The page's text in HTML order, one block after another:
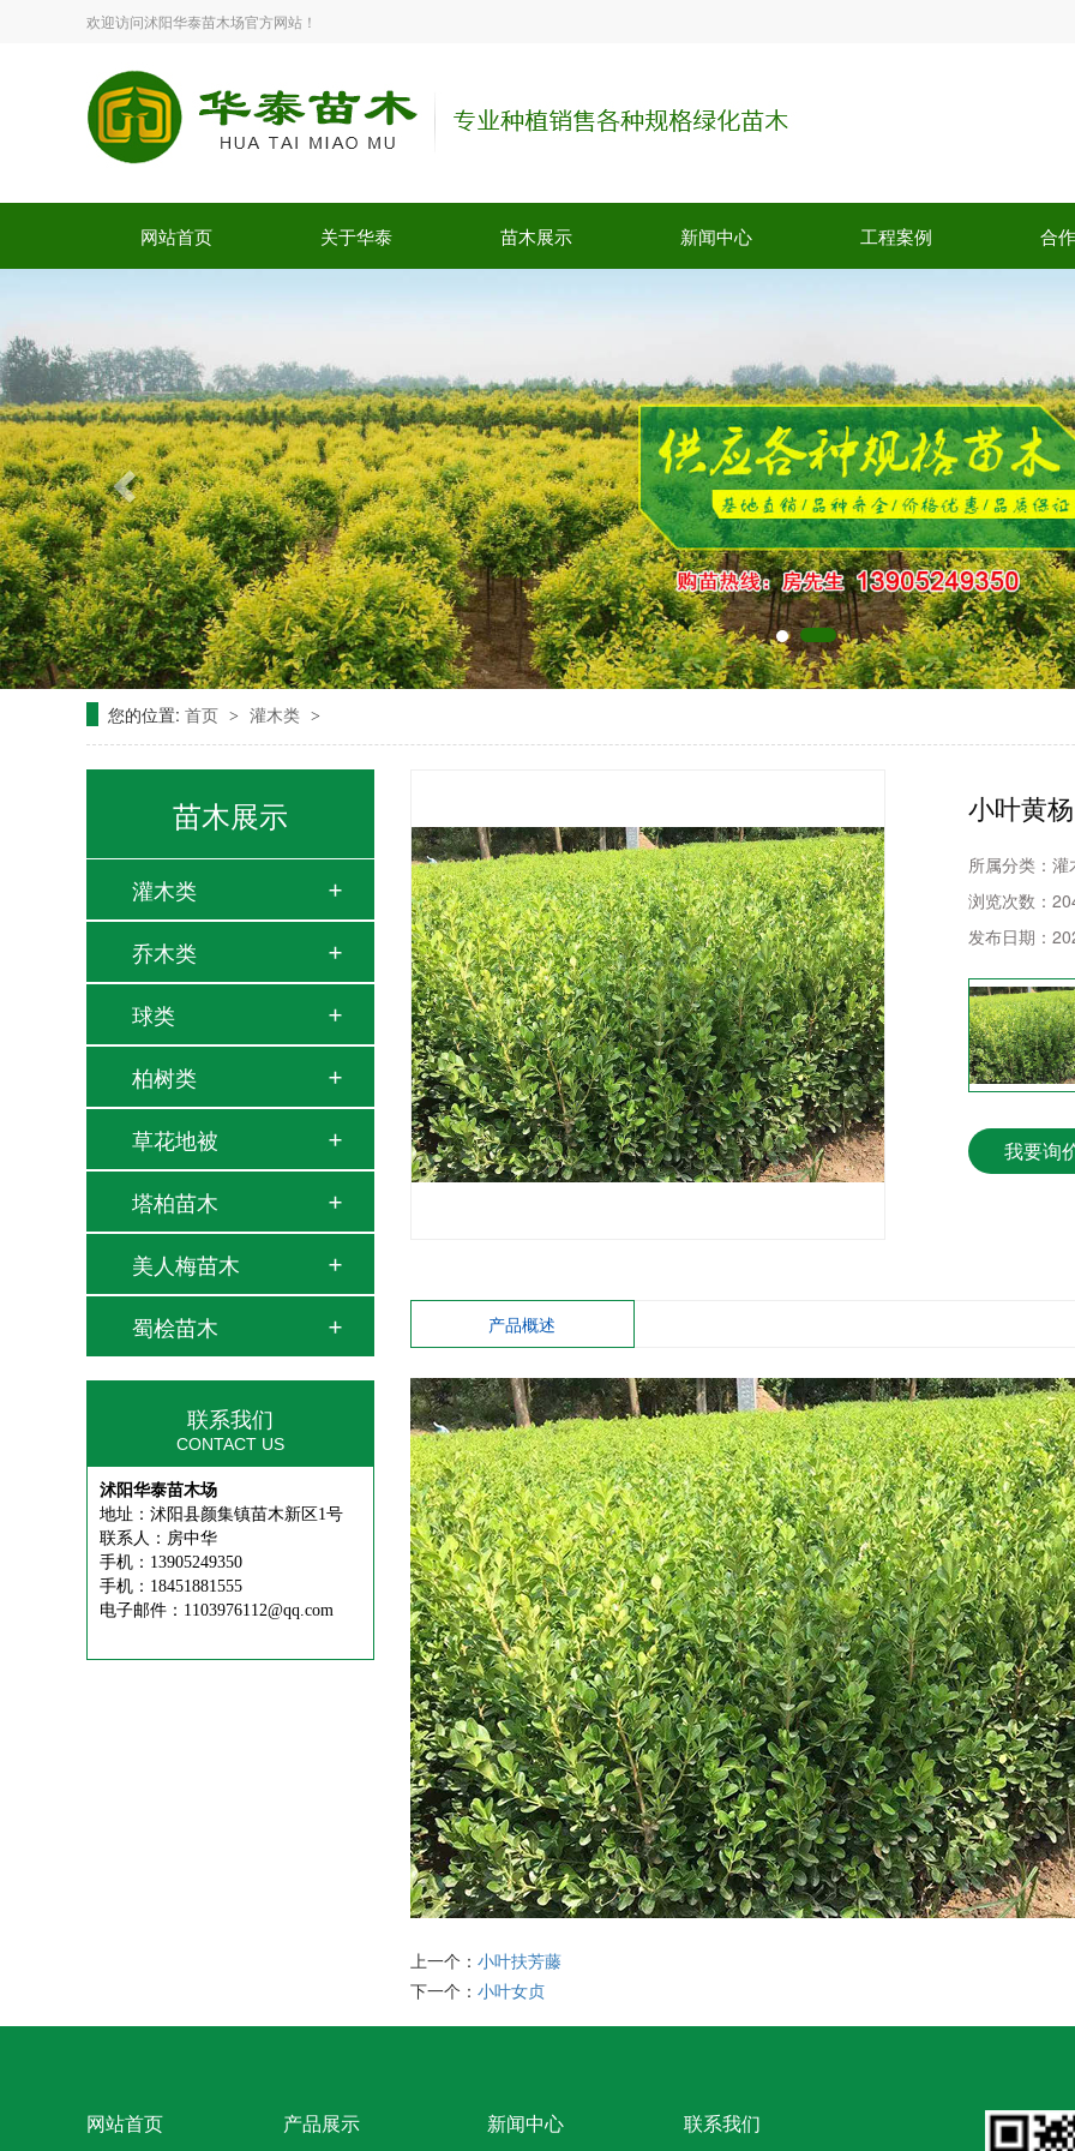
欢迎访问沭阳华泰苗木场官方网站！
网站首页 关于华泰 苗木展示 新闻中心 工程案例 合
您的位置: 首页 > 灌木类 >
苗木展示
灌木类
乔木类
球类
柏树类
草花地被
塔柏苗木
美人梅苗木
蜀桧苗木
联系我们
CONTACT US
沭阳华泰苗木场
地址：沭阳县颜集镇苗木新区1号
联系人：房中华
手机：13905249350
手机：18451881555
电子邮件：1103976112@qq.com
小叶黄杨
所属分类： 灌
浏览次数：
发布日期：
我要询
产品概述
上一个： 小叶扶芳藤
下一个： 小叶女贞
网站首页 产品展示 新闻中心 联系我们